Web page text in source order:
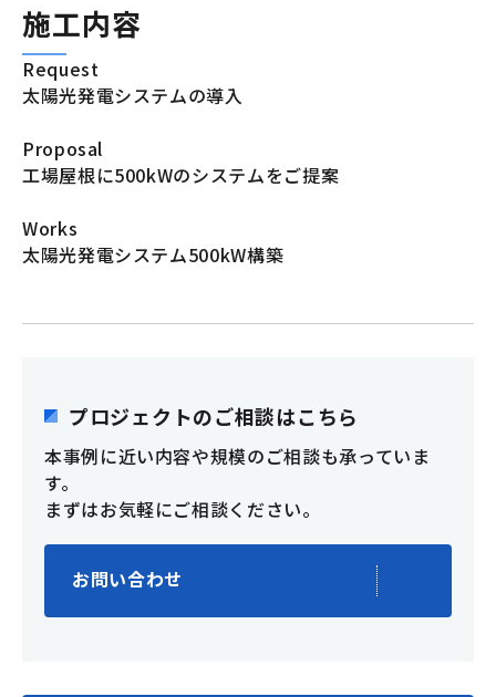
施工内容
Request
太陽光発電システムの導入
Proposal
工場屋根に500kWのシステムをご提案
Works
太陽光発電システム500kW構築
プロジェクトのご相談はこちら
本事例に近い内容や規模のご相談も承っていま
す。
まずはお気軽にご相談ください。
お問い合わせ